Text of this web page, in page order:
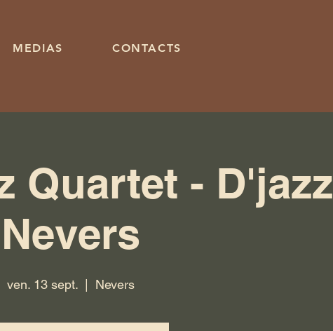
MEDIAS CONTACTS
Quartet - D'jazz
Nevers
ven. 13 sept. Nevers